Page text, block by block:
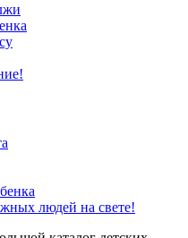
людей на свете!